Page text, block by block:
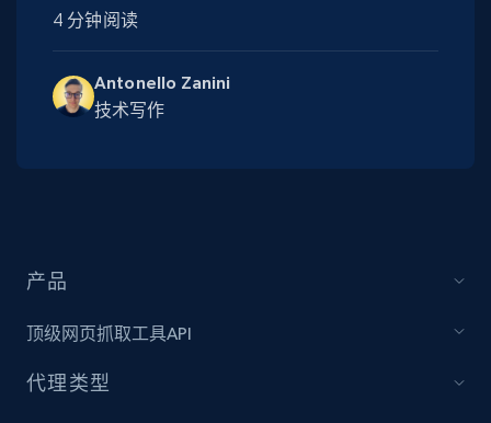
Antonello Zanini
技术写作
4 分钟阅读
产品
顶级网页抓取工具API
代理类型